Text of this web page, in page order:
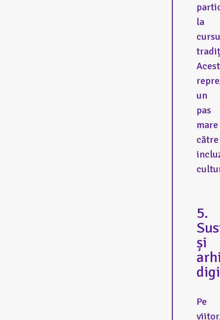
la
un
pas
mare
către
5.
și
Pe